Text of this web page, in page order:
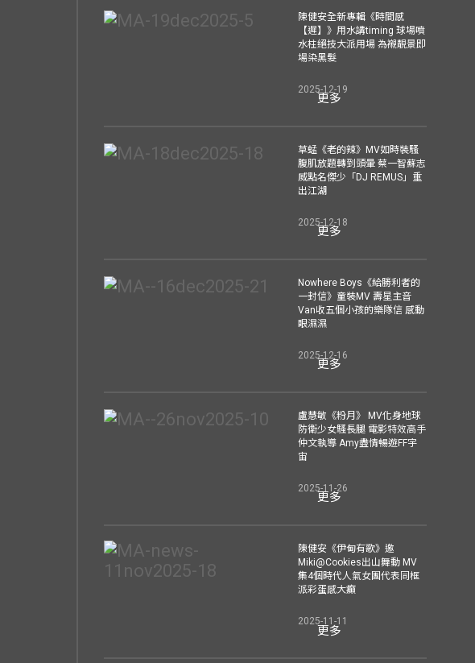
陳健安全新專輯《時間感
【遲】》用水講timing 球場噴
水柱絕技大派用場 為襯靚景即
場染黑髮
2025-12-19
更多
草蜢《老的辣》MV如時裝騷
腹肌放題轉到頭暈 蔡一智蘇志
威點名傑少「DJ REMUS」重
出江湖
2025-12-18
更多
Nowhere Boys《給勝利者的
一封信》童裝MV 壽星主音
Van收五個小孩的樂隊信 感動
眼濕濕
2025-12-16
更多
盧慧敏《粉月》 MV化身地球
防衛少女騷長腿 電影特效高手
仲文執導 Amy盡情暢遊FF宇
宙
2025-11-26
更多
陳健安《伊甸有歌》邀
Miki@Cookies出山舞動 MV
集4個時代人氣女團代表同框
派彩蛋感大癲
2025-11-11
更多